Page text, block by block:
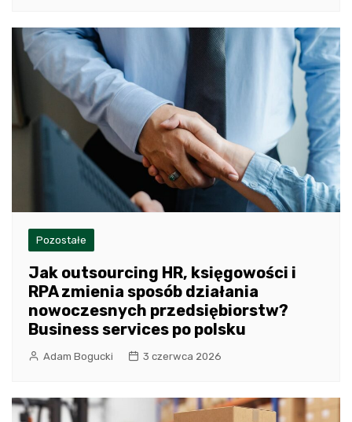
Pozostałe
Jak outsourcing HR, księgowości i
RPA zmienia sposób działania
nowoczesnych przedsiębiorstw?
Business services po polsku
Adam Bogucki 3 czerwca 2026